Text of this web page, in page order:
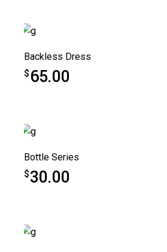
Backless Dress
$65.00
Bottle Series
$30.00